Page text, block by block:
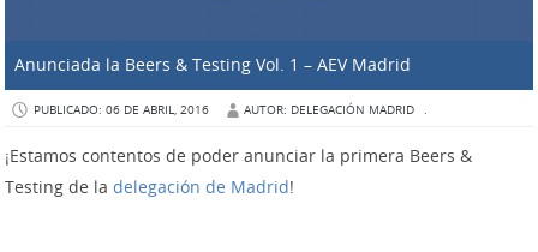
Anunciada la Beers & Testing Vol. 1 – AEV Madrid
PUBLICADO: 06 DE ABRIL, 2016 AUTOR: DELEGACIÓN MADRID .
¡Estamos contentos de poder anunciar la primera Beers &
Testing de la delegación de Madrid!